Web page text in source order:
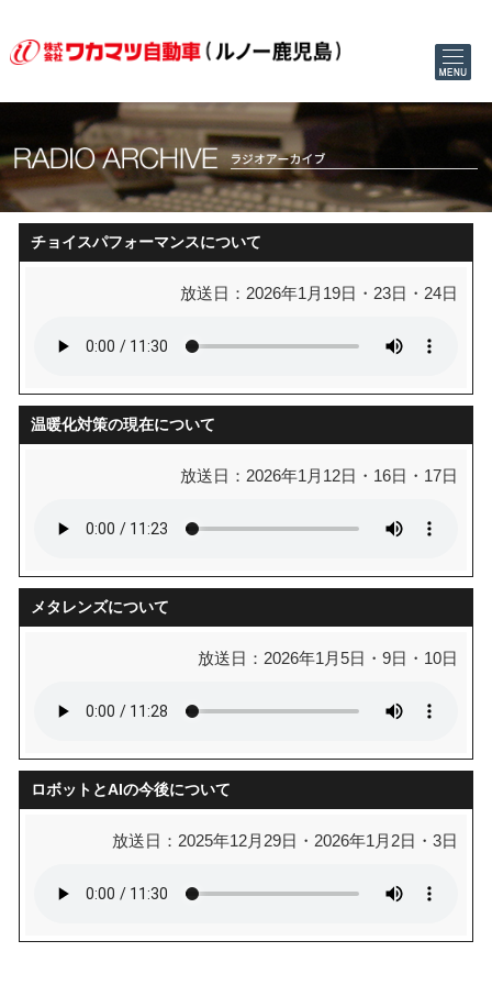
チョイスパフォーマンスについて
放送日：2026年1月19日・23日・24日
温暖化対策の現在について
放送日：2026年1月12日・16日・17日
メタレンズについて
放送日：2026年1月5日・9日・10日
ロボットとAIの今後について
放送日：2025年12月29日・2026年1月2日・3日